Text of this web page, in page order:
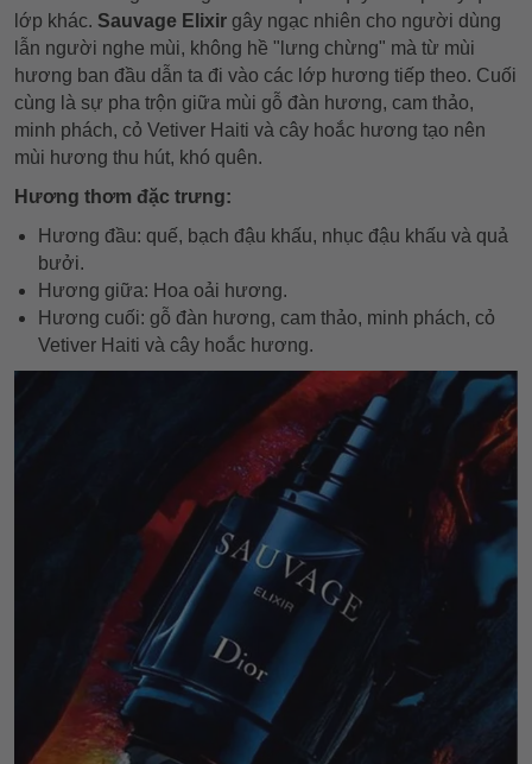
lớp khác. Sauvage Elixir gây ngạc nhiên cho người dùng
lẫn người nghe mùi, không hề "lưng chừng" mà từ mùi
hương ban đầu dẫn ta đi vào các lớp hương tiếp theo. Cuối
cùng là sự pha trộn giữa mùi gỗ đàn hương, cam thảo,
minh phách, cỏ Vetiver Haiti và cây hoắc hương tạo nên
mùi hương thu hút, khó quên.
Hương thơm đặc trưng:
Hương đầu: quế, bạch đậu khấu, nhục đậu khấu và quả
bưởi.
Hương giữa: Hoa oải hương.
Hương cuối: gỗ đàn hương, cam thảo, minh phách, cỏ
Vetiver Haiti và cây hoắc hương.